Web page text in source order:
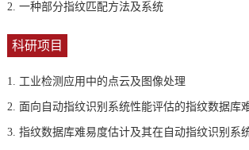
2. 一种部分指纹匹配方法及系统
科研项目
1. 工业检测应用中的点云及图像处理
2. 面向自动指纹识别系统性能评估的指纹数据库
3. 指纹数据库难易度估计及其在自动指纹识别系